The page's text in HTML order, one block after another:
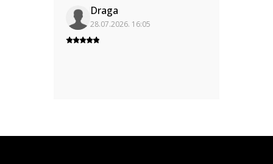
Draga
28.07.2026. 16:05